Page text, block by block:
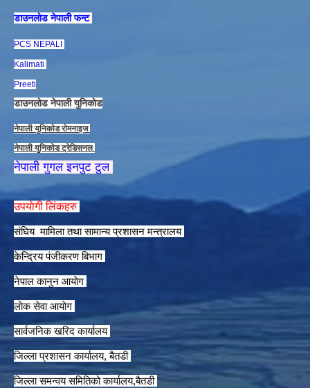
डाउनलाेड नेपाली फन्ट
PCS NEPALI
Kalimati
Preeti
डाउनलाेड नेपाली युनिकाेड
नेपाली युनिकाेड राेमनाइज
नेपाली युनिकाेड ट्रेडिसनल
नेपाली गुगल इनपुट टुल
उपयाेगी लिंकहरु
संघिय मामिला तथा सामान्य प्रशासन मन्त्रालय
केन्द्रिय पंजीकरण बिभाग
नेपाल कानुन आयाेग
लाेक सेवा आयाेग
सार्वजनिक खरिद कार्यालय
जिल्ला प्रशासन कार्यालय, बैतडी
जिल्ला समन्वय समितिको कार्यालय,बैतडी